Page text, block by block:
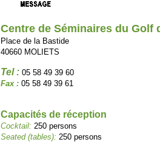
Centre de Séminaires du Golf
Place de la Bastide
40660 MOLIETS
Tel : 05 58 49 39 60
Fax : 05 58 49 39 61
Capacités de réception
Cocktail: 250 persons
Seated (tables): 250 persons